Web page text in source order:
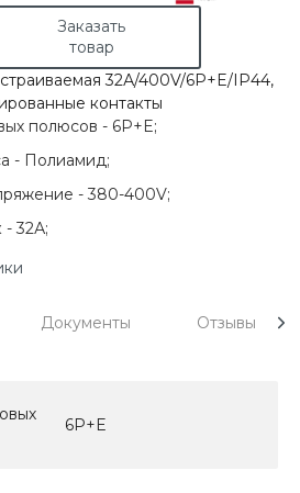
Заказать
товар
32А/400V/6P+E/IP44,
контакты
полюсов - 6P+E;
- Полиамид;
- 380-400V;
- 32А;
Документы Отзывы
6P+E